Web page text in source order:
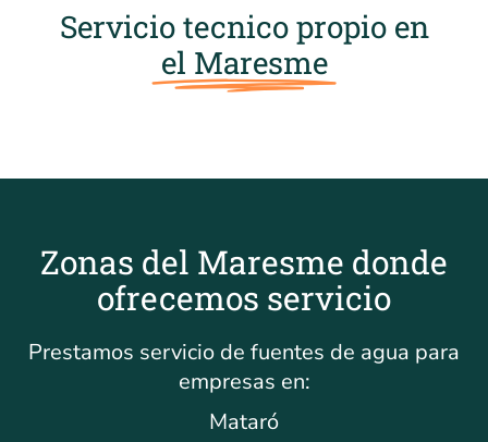
Servicio tecnico propio en
el Maresme
Zonas del Maresme donde
ofrecemos servicio
Prestamos servicio de fuentes de agua para
empresas en:
Mataró